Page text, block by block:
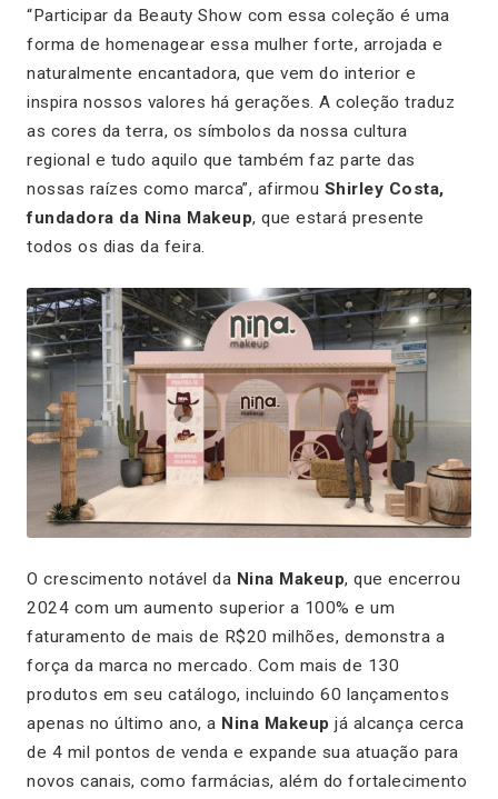
“Participar da Beauty Show com essa coleção é uma
forma de homenagear essa mulher forte, arrojada e
naturalmente encantadora, que vem do interior e
inspira nossos valores há gerações. A coleção traduz
as cores da terra, os símbolos da nossa cultura
regional e tudo aquilo que também faz parte das
nossas raízes como marca”, afirmou Shirley Costa,
fundadora da Nina Makeup, que estará presente
todos os dias da feira.
O crescimento notável da Nina Makeup, que encerrou
2024 com um aumento superior a 100% e um
faturamento de mais de R$20 milhões, demonstra a
força da marca no mercado. Com mais de 130
produtos em seu catálogo, incluindo 60 lançamentos
apenas no último ano, a Nina Makeup já alcança cerca
de 4 mil pontos de venda e expande sua atuação para
novos canais, como farmácias, além do fortalecimento